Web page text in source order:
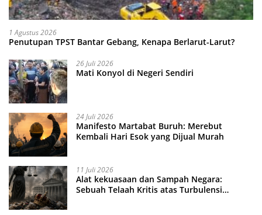
1 Agustus 2026
Penutupan TPST Bantar Gebang, Kenapa Berlarut-Larut?
26 Juli 2026
Mati Konyol di Negeri Sendiri
24 Juli 2026
Manifesto Martabat Buruh: Merebut
Kembali Hari Esok yang Dijual Murah
11 Juli 2026
Alat kekuasaan dan Sampah Negara:
Sebuah Telaah Kritis atas Turbulensi